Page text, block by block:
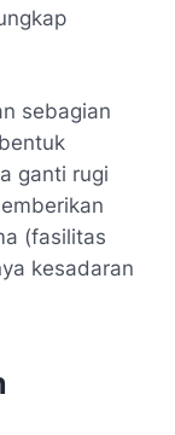
sebagian
ganti rugi
(fasilitas
kesadaran